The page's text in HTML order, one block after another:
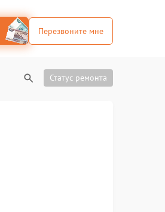
Перезвоните мне
Статус ремонта